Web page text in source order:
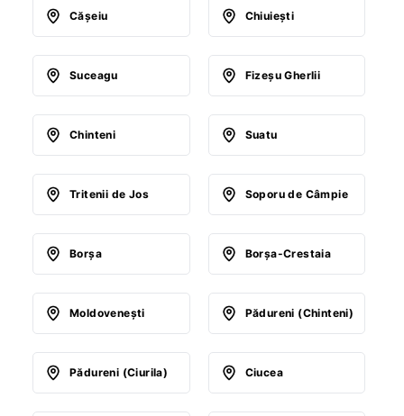
Căşeiu Chiuieşti
Suceagu Fizeşu Gherlii
Chinteni Suatu
Tritenii de Jos Soporu de Câmpie
Borşa Borşa-Crestaia
Moldoveneşti Pădureni (Chinteni)
Pădureni (Ciurila) Ciucea